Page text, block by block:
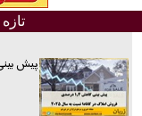
پیش